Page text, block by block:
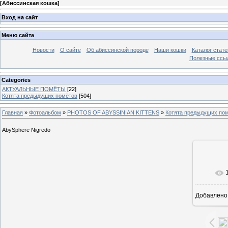
[Абиссинская кошка]
Вход на сайт
Меню сайта
Новости О сайте Об абиссинской породе Наши кошки
Каталог
Полезные
Categories
АКТУАЛЬНЫЕ ПОМЁТЫ [22]
Котята предыдущих помётов [504]
Главная » Фотоальбом » PHOTOS OF ABYSSINIAN KITTENS » Котята предыдущих
AbySphere Nigredo
В
Добавлено